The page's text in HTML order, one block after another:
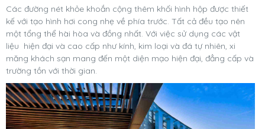
Các đường nét khỏe khoắn cộng thêm khối hình hộp được thiết
kế với tạo hình hơi cong nhẹ về phía trước. Tất cả đều tạo nên
một tổng thể hài hòa và đồng nhất. Với việc sử dụng các vật
liệu hiện đại và cao cấp như kính, kim loại và đá tự nhiên, xi
măng khách sạn mang đến một diện mạo hiện đại, đẳng cấp và
trường tồn với thời gian.